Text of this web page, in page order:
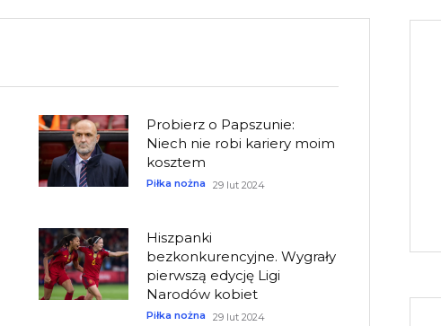
Probierz o Papszunie:
Niech nie robi kariery moim
kosztem
Piłka nożna 29 lut 2024
Hiszpanki
bezkonkurencyjne. Wygrały
pierwszą edycję Ligi
Narodów kobiet
Piłka nożna 29 lut 2024